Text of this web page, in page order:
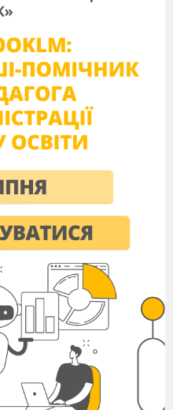
КАВИ. РАНО ЧИ
У ЗВИЧНИХ